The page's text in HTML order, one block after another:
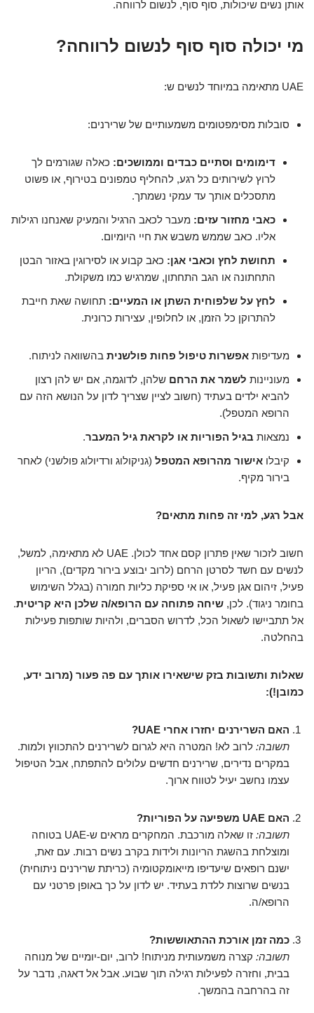
אותן נשים שיכולות, סוף סוף, לנשום לרווחה.
מי יכולה סוף סוף לנשום לרווחה?
UAE מתאימה במיוחד לנשים ש:
סובלות מסימפטומים משמעותיים של שרירנים:
דימומים וסתיים כבדים וממושכים: כאלה שגורמים לך
לרוץ לשירותים כל רגע, להחליף טמפונים בטירוף, או פשוט
מתסכלים אותך עד עמקי נשמתך.
כאבי מחזור עזים: מעבר לכאב הרגיל והמעיק שאנחנו רגילות
אליו. כאב שממש משבש את חיי היומיום.
תחושת לחץ וכאבי אגן: כאב קבוע או לסירוגין באזור הבטן
התחתונה או הגב התחתון, שמרגיש כמו משקולת.
לחץ על שלפוחית השתן או המעיים: תחושה שאת חייבת
להתרוקן כל הזמן, או לחלופין, עצירות כרונית.
מעדיפות אפשרות טיפול פחות פולשנית בהשוואה לניתוח.
מעוניינות לשמר את הרחם שלהן, לדוגמה, אם יש להן רצון
להביא ילדים בעתיד (חשוב לציין שצריך לדון על הנושא הזה עם
הרופא המטפל).
נמצאות בגיל הפוריות או לקראת גיל המעבר.
קיבלו אישור מהרופא המטפל (גניקולוג ורדיולוג פולשני) לאחר
בירור מקיף.
אבל רגע, למי זה פחות מתאים?
חשוב לזכור שאין פתרון קסם אחד לכולן. UAE לא מתאימה, למשל,
לנשים עם חשד לסרטן הרחם (לרוב יבוצע בירור מקדים), הריון
פעיל, זיהום אגן פעיל, או אי ספיקת כליות חמורה (בגלל השימוש
בחומר ניגוד). לכן, שיחה פתוחה עם הרופא/ה שלכן היא קריטית.
אל תתביישו לשאול הכל, לדרוש הסברים, ולהיות שותפות פעילות
בהחלטה.
שאלות ותשובות בזק שישאירו אותך עם פה פעור (מרוב ידע,
כמובן!):
האם השרירנים יחזרו אחרי UAE?
תשובה: לרוב לא! המטרה היא לגרום לשרירנים להתכווץ ולמות.
במקרים נדירים, שרירנים חדשים עלולים להתפתח, אבל הטיפול
עצמו נחשב יעיל לטווח ארוך.
האם UAE משפיעה על הפוריות?
תשובה:
זו שאלה מורכבת. המחקרים מראים ש-UAE בטוחה
ומוצלחת בהשגת הריונות ולידות בקרב נשים רבות. עם זאת,
ישנם רופאים שיעדיפו מייאומקטומיה (כריתת שרירנים ניתוחית)
בנשים שרוצות ללדת בעתיד. יש לדון על כך באופן פרטני עם
הרופא/ה.
כמה זמן אורכת ההתאוששות?
תשובה: קצרה משמעותית מניתוח! לרוב, יום-יומיים של מנוחה
בבית, וחזרה לפעילות רגילה תוך שבוע. אבל אל דאגה, נדבר על
זה בהרחבה בהמשך.